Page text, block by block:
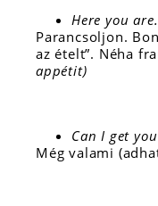
Here you
Parancsoljon.
az ételt”. Néha
appétit)
Can I get
Még valami